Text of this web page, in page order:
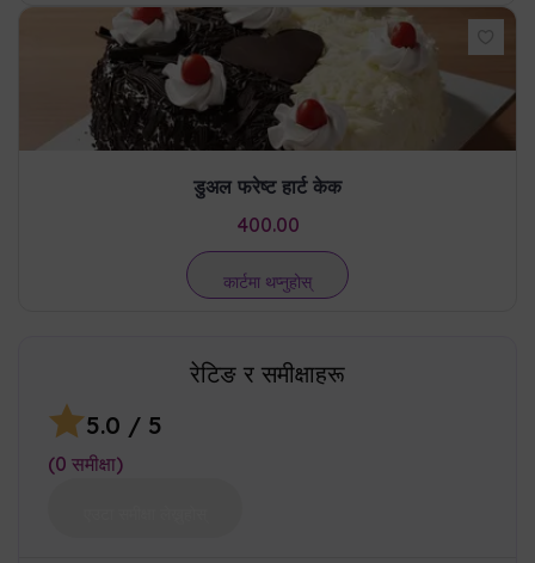
डुअल फरेष्ट हार्ट केक
400.00
कार्टमा थप्नुहोस्
रेटिङ र समीक्षाहरू
5.0 / 5
(0 समीक्षा)